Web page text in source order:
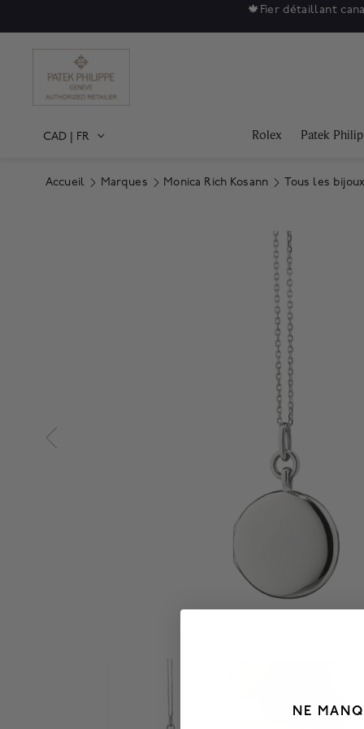
🍁 Fier détaillant
CAD | FR Rolex Patek
Accueil Marques Monica Rich Kosann Tous les
NE